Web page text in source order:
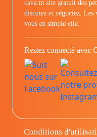
cava.tn site gratuit des
discutez et négociez. Les
vous en simple clic.
Restez connecté avec
Conditions